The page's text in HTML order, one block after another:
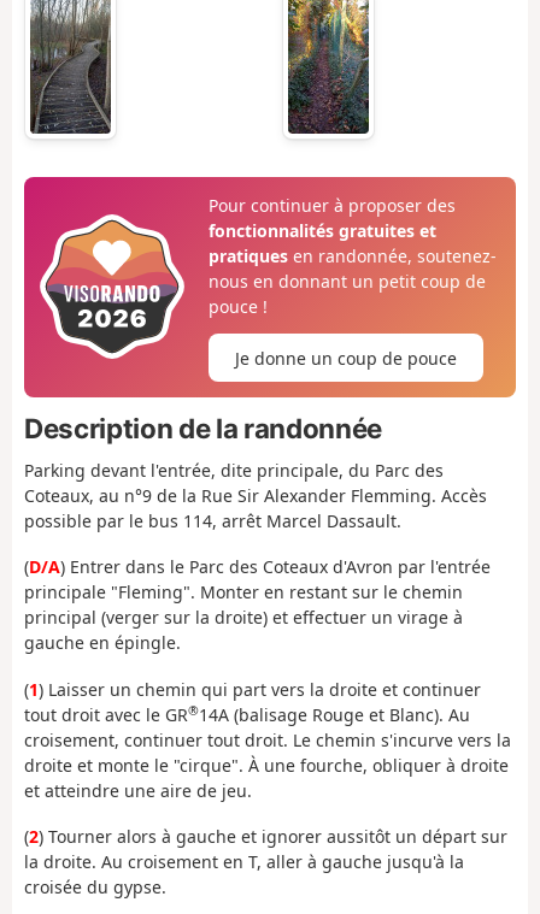
Pour continuer à proposer des
fonctionnalités gratuites et
pratiquesen randonnée, soutenez-
nous en donnant un petit coup de
pouce !
Je donne un coup de pouce
Description de la randonnée
Parking devant l'entrée, dite principale, du Parc des
Coteaux, au n°9 de la Rue Sir Alexander Flemming. Accès
possible par le bus 114, arrêt Marcel Dassault.
(D/A) Entrer dans le Parc des Coteaux d'Avron par l'entrée
principale "Fleming". Monter en restant sur le chemin
principal (verger sur la droite) et effectuer un virage à
gauche en épingle.
(1) Laisser un chemin qui part vers la droite et continuer
tout droit avec le GR®14A (balisage Rouge et Blanc). Au
croisement, continuer tout droit. Le chemin s'incurve vers la
droite et monte le "cirque". À une fourche, obliquer à droite
et atteindre une aire de jeu.
(2) Tourner alors à gauche et ignorer aussitôt un départ sur
la droite. Au croisement en T, aller à gauche jusqu'à la
croisée du gypse.